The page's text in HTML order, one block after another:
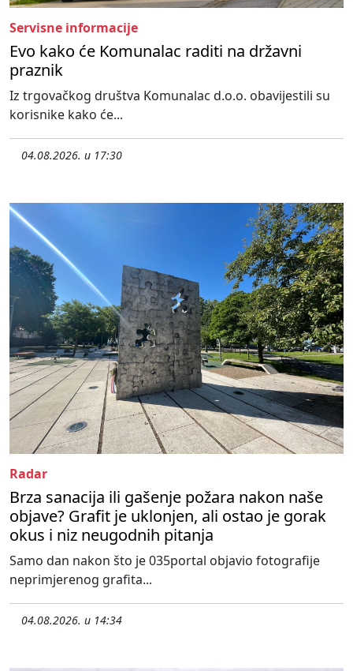
Servisne informacije
Evo kako će Komunalac raditi na državni
praznik
Iz trgovačkog društva Komunalac d.o.o. obavijestili su
korisnike kako će...
04.08.2026. u 17:30
Radar
Brza sanacija ili gašenje požara nakon naše
objave? Grafit je uklonjen, ali ostao je gorak
okus i niz neugodnih pitanja
Samo dan nakon što je 035portal objavio fotografije
neprimjerenog grafita...
04.08.2026. u 14:34